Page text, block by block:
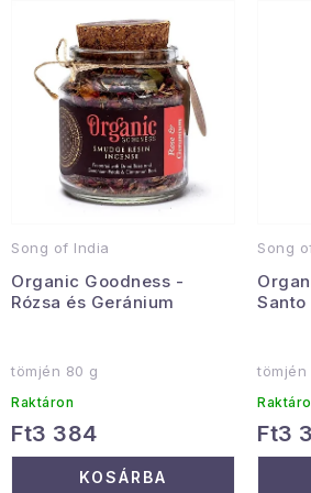
Januári akció
Veľkoobchodná spolupráca
A személyes adatok védelmének
Hogyan kell panaszkodni / visszaadni
Kereskedelem feltételes
Song of India
Organic Goodness -
Rózsa és Geránium
tömjén 80 g
Raktáron
Ft3 384
KOSÁRBA
Song
Santo
tömjén
Ft3